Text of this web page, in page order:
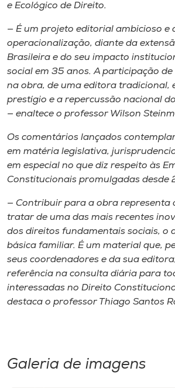
e Ecológico de Direito.
— É um projeto editorial ambicioso e
operacionalização, diante da
Brasileira e do seu impacto
social em 35 anos. A participação
na obra, de uma editora tradicional,
prestígio e a repercussão nacional
— enaltece o professor Wilson
Os comentários lançados
em matéria legislativa,
em especial no que diz respeito às
Constitucionais promulgadas desde
— Contribuir para a obra representa
tratar de uma das mais recentes
dos direitos fundamentais sociais, o
básica familiar. É um material que,
seus coordenadores e da sua
referência na consulta diária para
interessadas no Direito
destaca o professor Thiago Santos
Galeria de imagens